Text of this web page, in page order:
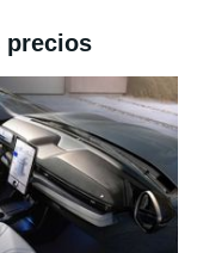
precios